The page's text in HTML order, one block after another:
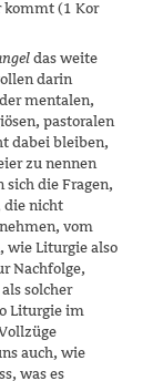
kommt (1 Kor
das weite
darin
mentalen,
pastoralen
dabei blei­ben,
zu nennen
die Fragen,
die nicht
vom
wie Liturgie also
Nachfolge,
solcher
Liturgie im
auch, wie
was es